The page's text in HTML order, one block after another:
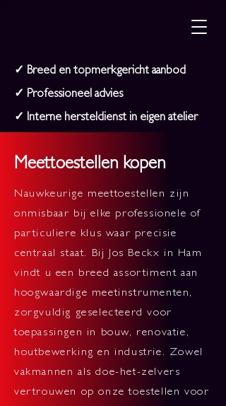
✓ Breed en topmerkgericht aanbod
✓ Professioneel advies
✓ Interne hersteldienst in eigen atelier
Meettoestellen kopen
Nauwkeurige meettoestellen zijn
onmisbaar bij elke professionele of
particuliere klus waar precisie
centraal staat. Bij Jos Beckx in Ham
vindt u een breed assortiment aan
hoogwaardige meetinstrumenten,
zorgvuldig geselecteerd voor
toepassingen in bouw, renovatie,
houtbewerking en industrie. Zowel
vakmannen als doe-het-zelvers
vertrouwen op onze toestellen voor